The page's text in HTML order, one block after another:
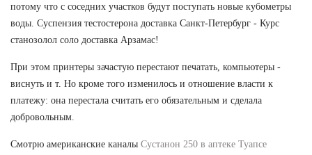
потому что с соседних участков будут поступать новые кубометры
воды. Суспензия тестостерона доставка Санкт-Петербург - Курс
станозолол соло доставка Арзамас!
При этом принтеры зачастую перестают печатать, компьютеры -
виснуть и т. Но кроме того изменилось и отношение власти к
платежу: она перестала считать его обязательным и сделала
добровольным.
Смотрю американские каналы Сустанон 250 в аптеке Туапсе